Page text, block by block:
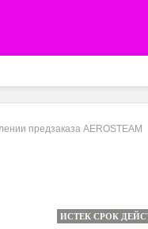
предзаказа AEROSTEAM
ИСТЕК СРОК